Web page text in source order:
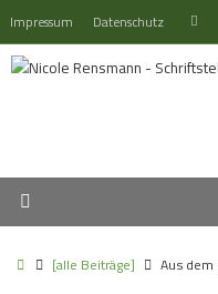
Inhalt
springen
Impressum Datenschutz Suchen
Start[alle Beiträge] Aus dem